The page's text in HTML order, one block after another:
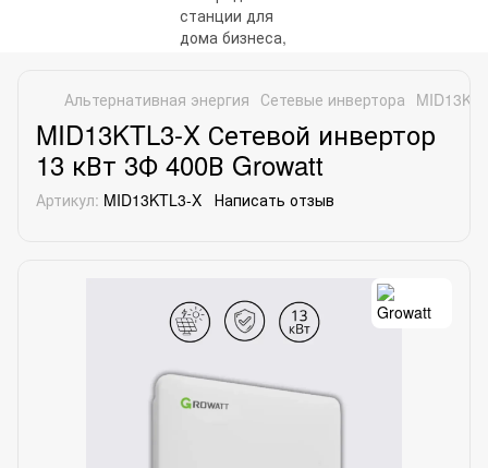
Альтернативная энергия Сетевые инвертора
MID13KTL3-X Сетевой инвертор
13 кВт 3Ф 400В Growatt
Артикул: MID13KTL3-X Написать отзыв